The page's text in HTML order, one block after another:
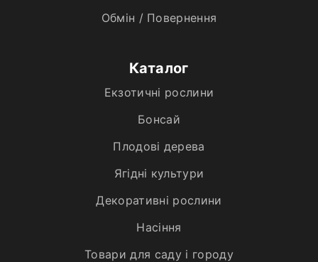
Обмін / Повернення
Каталог
Екзотичні рослини
Бонсай
Плодові дерева
Ягідні культури
Декоративні рослини
Насіння
Товари для саду і городу